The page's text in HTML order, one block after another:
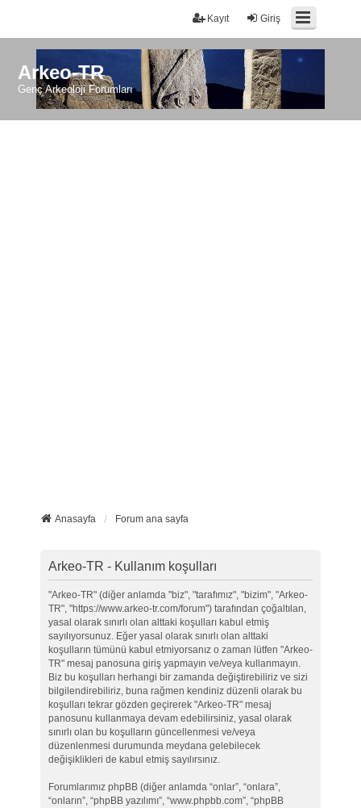
Giriş
Kayıt
Arkeo-TR
Genç Arkeoloji Forumları
Anasayfa Forum ana sayfa
Arkeo-TR - Kullanım koşulları
"Arkeo-TR" (diğer anlamda "biz", "tarafımız", "bizim", "Arkeo-
TR", "https://www.arkeo-tr.com/forum") tarafından çoğaltılan,
yasal olarak sınırlı olan alttaki koşulları kabul etmiş
sayılıyorsunuz. Eğer yasal olarak sınırlı olan alttaki
koşulların tümünü kabul etmiyorsanız o zaman lütfen "Arkeo-
TR" mesaj panosuna giriş yapmayın ve/veya kullanmayın.
Biz bu koşulları herhangi bir zamanda değiştirebiliriz ve sizi
bilgilendirebiliriz, buna rağmen kendiniz düzenli olarak bu
koşulları tekrar gözden geçirerek "Arkeo-TR" mesaj
panosunu kullanmaya devam edebilirsiniz, yasal olarak
sınırlı olan bu koşulların güncellenmesi ve/veya
düzenlenmesi durumunda meydana gelebilecek
değişiklikleri de kabul etmiş sayılırsınız.
Forumlarımız phpBB (diğer anlamda “onlar”, “onlara”,
“onların”, “phpBB yazılımı”, “www.phpbb.com”, “phpBB